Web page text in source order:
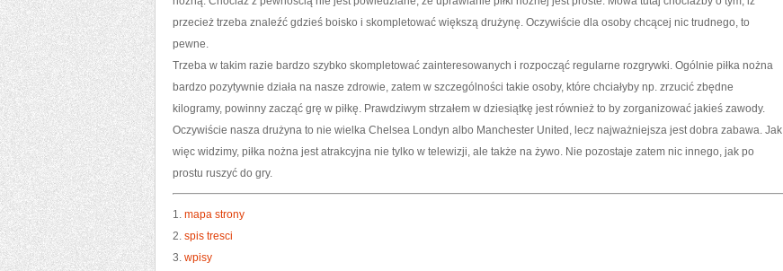
przecież trzeba znaleźć gdzieś boisko i skompletować większą drużynę. Oczywiście dla osoby chcącej nic trudnego, to
pewne.
Trzeba w takim razie bardzo szybko skompletować zainteresowanych i rozpocząć regularne rozgrywki. Ogólnie piłka nożna
bardzo pozytywnie działa na nasze zdrowie, zatem w szczególności takie osoby, które chciałyby np. zrzucić zbędne
kilogramy, powinny zacząć grę w piłkę. Prawdziwym strzałem w dziesiątkę jest również to by zorganizować jakieś zawody.
Oczywiście nasza drużyna to nie wielka Chelsea Londyn albo Manchester United, lecz najważniejsza jest dobra zabawa. Jak
więc widzimy, piłka nożna jest atrakcyjna nie tylko w telewizji, ale także na żywo. Nie pozostaje zatem nic innego, jak po
prostu ruszyć do gry.
1. mapa strony
2. spis tresci
3. wpisy